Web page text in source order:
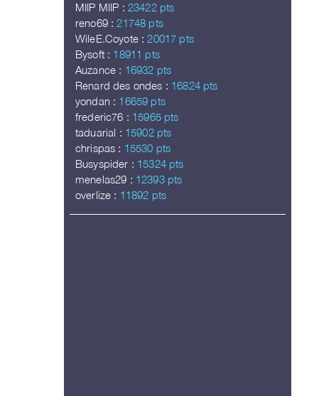
MIIP MIIP : 23422 pts
reno69 : 21748 pts
WileE.Coyote : 20017 pts
Bysoft : 18911 pts
Auzance : 16932 pts
Renard des ondes : 16824 pts
yondan : 16659 pts
frederic76 : 15965 pts
taduarial : 15902 pts
chrispas : 15530 pts
Busyspider : 15324 pts
menelas29 : 12393 pts
overlize : 11892 pts